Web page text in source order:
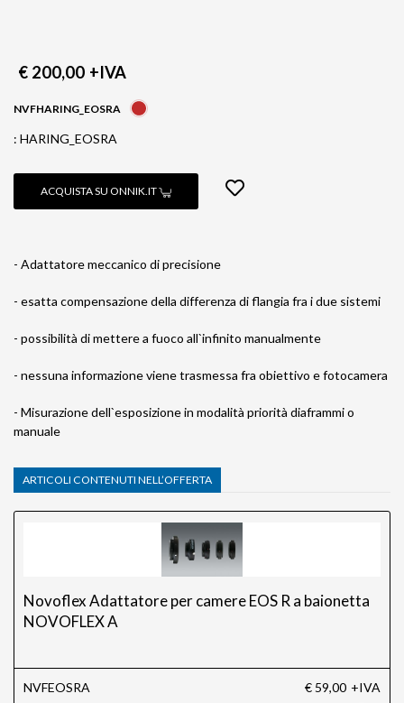
€ 200,00 +IVA
NVFHARING_EOSRA
: HARING_EOSRA
ACQUISTA SU ONNIK.IT
- Adattatore meccanico di precisione
- esatta compensazione della differenza di flangia fra i due sistemi
- possibilità di mettere a fuoco all`infinito manualmente
- nessuna informazione viene trasmessa fra obiettivo e fotocamera
- Misurazione dell`esposizione in modalità priorità diaframmi o
manuale
ARTICOLI CONTENUTI NELL’OFFERTA
Novoflex Adattatore per camere EOS R a baionetta
NOVOFLEX A
NVFEOSRA € 59,00 +IVA